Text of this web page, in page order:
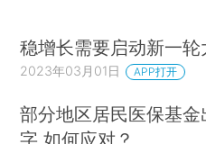
稳增长需要启动新一轮
2023年03月01日 APP打开
部分地区居民医保基金
字 如何应对？